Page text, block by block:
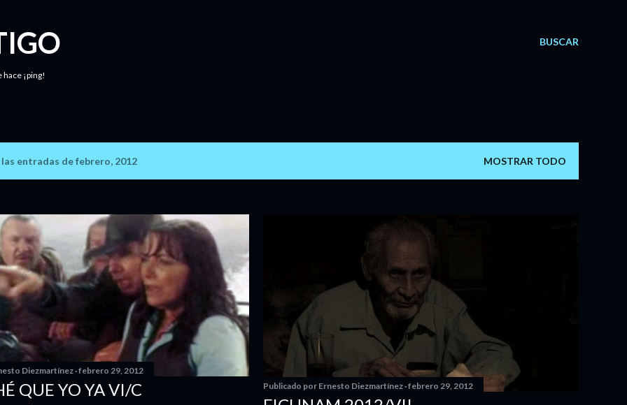
BUSCAR
hace ¡ping!
entradas de febrero, 2012 MOSTRAR TODO
Diezmartínez febrero 29, 2012
QUE YO YA VI/C Publicado por Ernesto Diezmartínez febrero 29, 2012